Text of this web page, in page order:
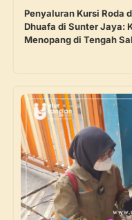
Penyaluran Kursi Roda
Dhuafa di Sunter Jaya:
Menopang di Tengah